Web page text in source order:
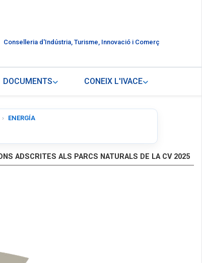
Conselleria d'Indústria, Turisme, Innovació i Comerç
DOCUMENTS CONEIX L'IVACE
ENERGÍA
ADSCRITES ALS PARCS NATURALS DE LA CV 2025